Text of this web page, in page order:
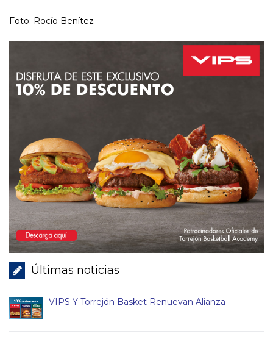
Foto: Rocío Benítez
Últimas noticias
VIPS Y Torrejón Basket Renuevan Alianza